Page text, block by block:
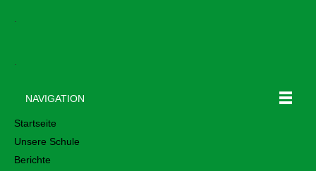
NAVIGATION
Startseite
Unsere Schule
Berichte